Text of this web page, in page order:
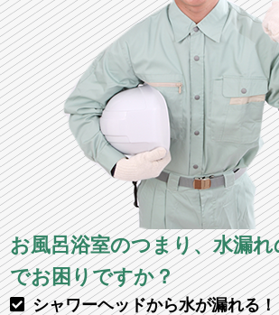
お風呂浴室のつまり、水漏
でお困りですか？
シャワーヘッドから水が漏れる！